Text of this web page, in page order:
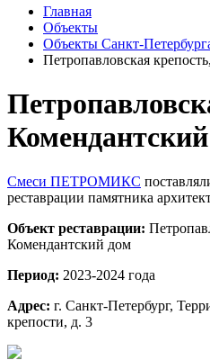
Главная
Объекты
Объекты Санкт-
Петропавловская
Смеси ПЕТРОМИКС
реставрации памятника
Объект реставрации:
Комендантский дом
Период: 2023-2024 года
Адрес: г. Санкт-Петербург,
крепости, д. 3